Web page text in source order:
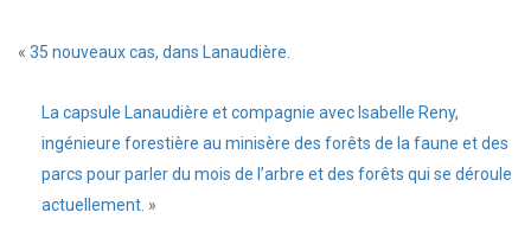
« 35 nouveaux cas, dans Lanaudière.
La capsule Lanaudière et compagnie avec Isabelle Reny,
ingénieure forestière au minisère des forêts de la faune et des
parcs pour parler du mois de l’arbre et des forêts qui se déroule
actuellement. »